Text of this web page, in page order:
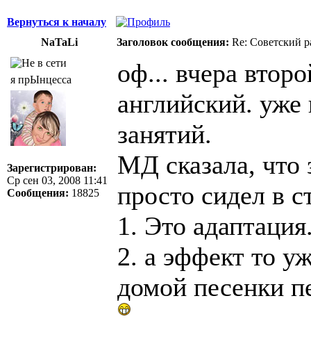
Вернуться к началу
NaTaLi
Заголовок сообщения: Re: Советский
я прЫнцесса
Зарегистрирован:
Ср сен 03, 2008 11:41
Сообщения: 18825
оф... вчера
английский. уже
занятий.
МД сказала, что
просто сидел в
1. Это
2. а эффект то
домой песенки